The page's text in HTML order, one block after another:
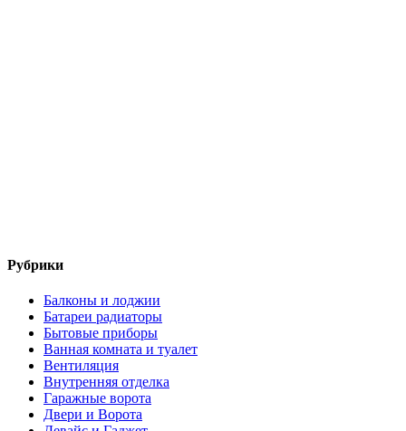
Рубрики
Балконы и лоджии
Батареи радиаторы‎
Бытовые приборы
Ванная комната и туалет
Вентиляция
Внутренняя отделка
Гаражные ворота
Двери и Ворота